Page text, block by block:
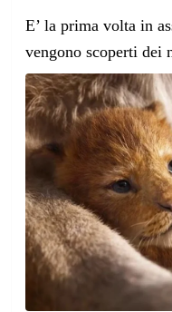
E’ la prima volta in
vengono scoperti dei